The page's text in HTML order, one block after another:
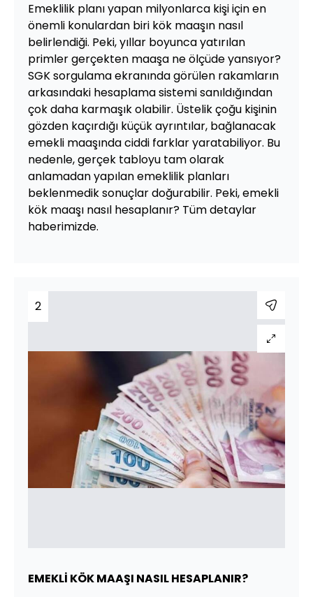
Emeklilik planı yapan milyonlarca kişi için en
önemli konulardan biri kök maaşın nasıl
belirlendiği. Peki, yıllar boyunca yatırılan
primler gerçekten maaşa ne ölçüde yansıyor?
SGK sorgulama ekranında görülen rakamların
arkasındaki hesaplama sistemi sanıldığından
çok daha karmaşık olabilir. Üstelik çoğu kişinin
gözden kaçırdığı küçük ayrıntılar, bağlanacak
emekli maaşında ciddi farklar yaratabiliyor. Bu
nedenle, gerçek tabloyu tam olarak
anlamadan yapılan emeklilik planları
beklenmedik sonuçlar doğurabilir. Peki, emekli
kök maaşı nasıl hesaplanır? Tüm detaylar
haberimizde.
2
EMEKLİ KÖK MAAŞI NASIL HESAPLANIR?